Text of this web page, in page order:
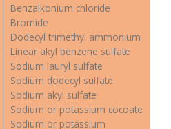
Benzalkonium chloride
Bromide
Dodecyl trimethyl ammonium
Linear akyl benzene sulfate
Sodium lauryl sulfate
Sodium dodecyl sulfate
Sodium akyl sulfate
Sodium or potassium cocoate
Sodium or potassium